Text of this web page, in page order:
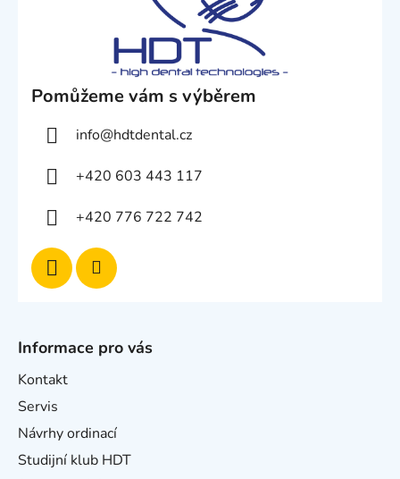
Pomůžeme vám s výběrem
info@hdtdental.cz
+420 603 443 117
+420 776 722 742
Informace pro vás
Kontakt
Servis
Návrhy ordinací
Studijní klub HDT